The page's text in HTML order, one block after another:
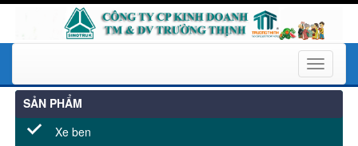
Toggle
SẢN PHẨM
Xe ben